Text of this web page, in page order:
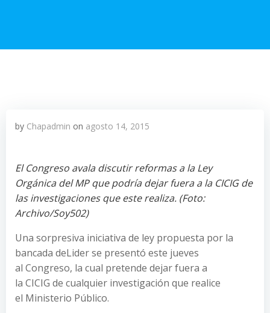
by Chapadmin on agosto 14, 2015
El Congreso avala discutir reformas a la Ley
Orgánica del MP que podría dejar fuera a la CICIG de
las investigaciones que este realiza. (Foto:
Archivo/Soy502)
Una sorpresiva iniciativa de ley propuesta por la
bancada deLider se presentó este jueves
al Congreso, la cual pretende dejar fuera a
la CICIG de cualquier investigación que realice
el Ministerio Público.